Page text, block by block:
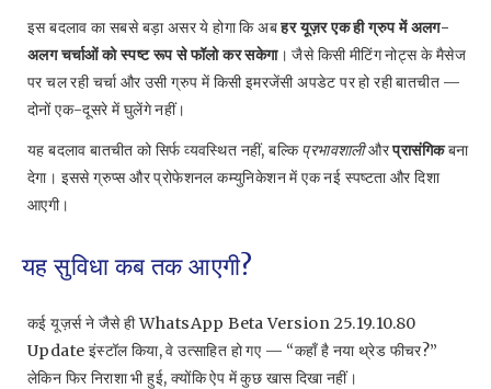
इस बदलाव का सबसे बड़ा असर ये होगा कि अबहर यूज़र एक ही ग्रुप में अलग-
अलग चर्चाओं को स्पष्ट रूप से फॉलो कर सकेगा। जैसे किसी मीटिंग नोट्स के मैसेज
पर चल रही चर्चा और उसी ग्रुप में किसी इमरजेंसी अपडेट पर हो रही बातचीत —
दोनों एक-दूसरे में घुलेंगे नहीं।
यह बदलाव बातचीत को सिर्फ व्यवस्थित नहीं, बल्किप्रभावशालीऔरप्रासंगिकबना
देगा। इससे ग्रुप्स और प्रोफेशनल कम्युनिकेशन में एक नई स्पष्टता और दिशा
आएगी।
यह सुविधा कब तक आएगी?
कई यूज़र्स ने जैसे ही WhatsApp Beta Version 25.19.10.80
Update इंस्टॉल किया, वे उत्साहित हो गए — “कहाँ है नया थ्रेड फीचर?”
लेकिन फिर निराशा भी हुई, क्योंकि ऐप में कुछ खास दिखा नहीं।